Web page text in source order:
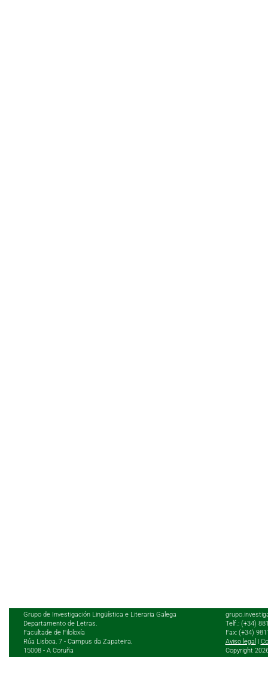
Grupo de Investigación Lingüística e Literaria Galega
Departamento de Letras.
Facultade de Filoloxía
Rúa Lisboa, 7 - Campus da Zapateira,
15008 - A Coruña
Telf.: (+34)
Fax: (+34)
Aviso legal
Copyright